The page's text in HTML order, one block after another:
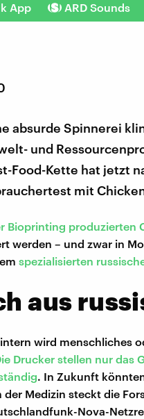
App ARD Sounds
absurde Spinnerei
und
Food-Kette hat jetzt
mit
Bioprinting produzierten
werden – und zwar in
spezialisierten
aus
wird menschliches
Drucker stellen nur das
. In Zukunft
der Medizin steckt die
Nova-